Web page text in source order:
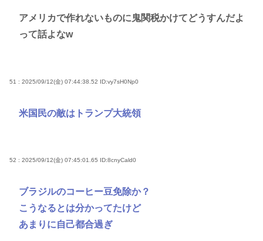
アメリカで作れないものに鬼関税かけてどうすんだよ
って話よなw
51 : 2025/09/12(金) 07:44:38.52 ID:vy7sH0Np0
米国民の敵はトランプ大統領
52 : 2025/09/12(金) 07:45:01.65 ID:8cnyCald0
ブラジルのコーヒー豆免除か？
こうなるとは分かってたけど
あまりに自己都合過ぎ